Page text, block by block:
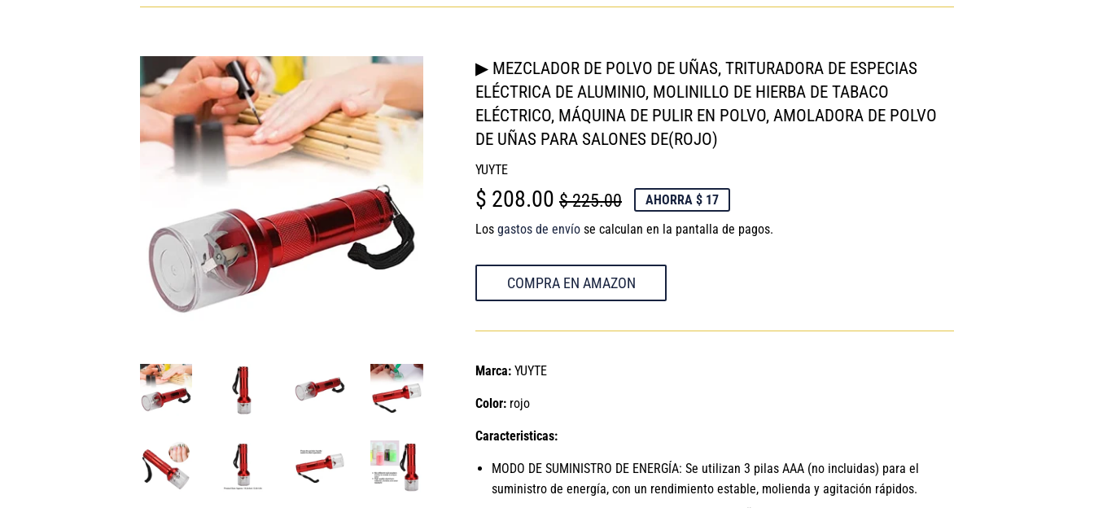
▶ MEZCLADOR DE POLVO DE UÑAS, TRITURADORA DE ESPECIAS
ELÉCTRICA DE ALUMINIO, MOLINILLO DE HIERBA DE TABACO
ELÉCTRICO, MÁQUINA DE PULIR EN POLVO, AMOLADORA DE POLVO
DE UÑAS PARA SALONES DE(ROJO)
YUYTE
$ 208.00 $ 225.00 PRECIO
HABITUAL
225.00
PRECIO
DE
VENTA
208.00
AHORRA $ 17
Los gastos de envío se calculan en la pantalla de pagos.
COMPRA EN AMAZON
Marca: YUYTE
Color: rojo
Caracteristicas:
MODO DE SUMINISTRO DE ENERGÍA: Se utilizan 3 pilas AAA (no incluidas) para el
suministro de energía, con un rendimiento estable, molienda y agitación rápidos.